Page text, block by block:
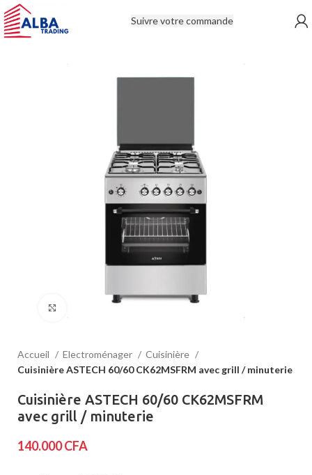
Suivre votre commande
Accueil Electroménager
Cuisinière
Cuisinière ASTECH 60/60 CK62MSFRM avec grill / minuterie
Cuisinière ASTECH 60/60 CK62MSFRM
avec grill / minuterie
140.000CFA